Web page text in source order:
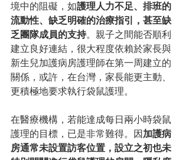
境中的阻礙，如護理人力不足、排班的
流動性、缺乏明確的治療指引，甚至缺
乏團隊成員的支持。親子之間能否順利
建立良好連結，很大程度依賴於家長與
新生兒加護病房護理師在第一周建立的
關係，或許，在台灣，家長能更主動、
更積極地要求執行袋鼠護理。
在醫療機構，若能達成每日兩小時袋鼠
護理的目標，已是非常難得。因 加護病
房通常未設置訪客位置，設立之初也未